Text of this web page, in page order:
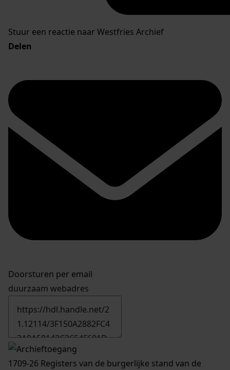
Stuur een reactie naar Westfries Archief
Delen
Doorsturen per email
duurzaam webadres
1709-26 Registers van de burgerlijke stand van de